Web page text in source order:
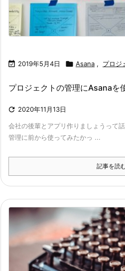
 2019年5月4日  Asana , プロジ
プロジェクトの管理にAsanaを
 2020年11月13日
会社の後輩とアプリ作りましょうって
管理に前から使ってみたかっ ...
記事を読